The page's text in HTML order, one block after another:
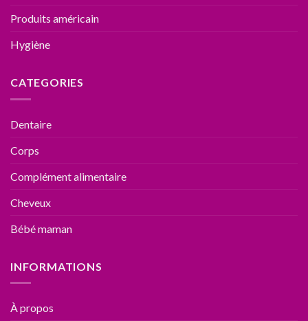
Produits américain
Hygiène
CATEGORIES
Dentaire
Corps
Complément alimentaire
Cheveux
Bébé maman
INFORMATIONS
À propos